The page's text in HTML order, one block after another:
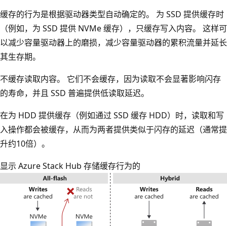
缓存的行为是根据驱动器类型自动确定的。 为 SSD 提供缓存时
（例如，为 SSD 提供 NVMe 缓存），只缓存写入内容。 这样可
以减少容量驱动器上的磨损，减少容量驱动器的累积流量并延长
其生存期。
不缓存读取内容。 它们不会缓存，因为读取不会显著影响闪存
的寿命，并且 SSD 普遍提供低读取延迟。
在为 HDD 提供缓存（例如通过 SSD 缓存 HDD）时，读取和写
入操作都会被缓存，从而为两者提供类似于闪存的延迟（通常提
升约10倍）。
显示 Azure Stack Hub 存储缓存行为的